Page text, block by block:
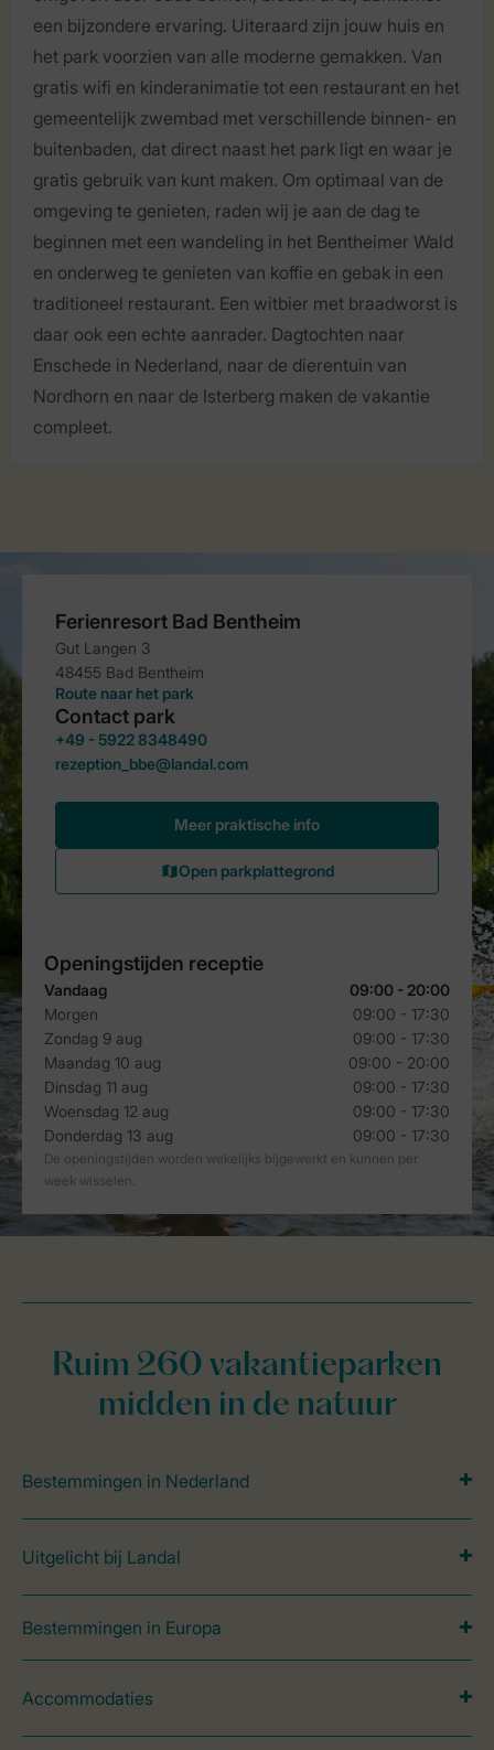
een bijzondere ervaring. Uiteraard zijn jouw huis en
het park voorzien van alle moderne gemakken. Van
gratis wifi en kinderanimatie tot een restaurant en het
gemeentelijk zwembad met verschillende binnen- en
buitenbaden, dat direct naast het park ligt en waar je
gratis gebruik van kunt maken. Om optimaal van de
omgeving te genieten, raden wij je aan de dag te
beginnen met een wandeling in het Bentheimer Wald
en onderweg te genieten van koffie en gebak in een
traditioneel restaurant. Een witbier met braadworst is
daar ook een echte aanrader. Dagtochten naar
Enschede in Nederland, naar de dierentuin van
Nordhorn en naar de Isterberg maken de vakantie
compleet.
Ruim 260 vakantieparken
midden in de natuur
Bestemmingen in Nederland
Uitgelicht bij Landal
Bestemmingen in Europa
Accommodaties